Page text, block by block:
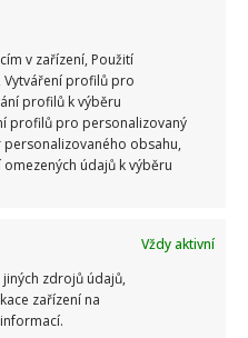
v zařízení, Použití
Vytváření profilů pro
profilů k výběru
profilů pro personalizovaný
obsahu,
údajů k výběru
Vždy aktivní
zdrojů údajů,
zařízení na
z počátku 20. století
Mračková Vildumetzová